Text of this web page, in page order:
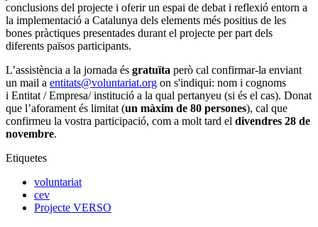
conclusions del projecte i oferir un espai de debat i reflexió entorn a
la implementació a Catalunya dels elements més positius de les
bones pràctiques presentades durant el projecte per part dels
diferents països participants.
L’assistència a la jornada és gratuïta però cal confirmar-la enviant
un mail a entitats@voluntariat.org on s'indiqui: nom i cognoms
i Entitat / Empresa/ institució a la qual pertanyeu (si és el cas). Donat
que l’aforament és limitat (un màxim de 80 persones), cal que
confirmeu la vostra participació, com a molt tard el divendres 28 de
novembre.
Etiquetes
voluntariat
cev
Projecte VERSO